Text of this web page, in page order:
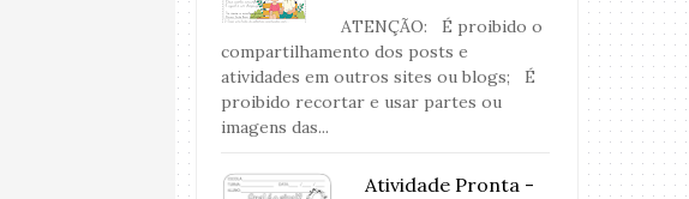
ATENÇÃO: É proibido o
compartilhamento dos posts e
atividades em outros sites ou blogs; É
proibido recortar e usar partes ou
imagens das...
Atividade Pronta -